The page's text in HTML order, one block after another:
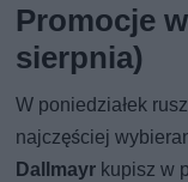
Promocje
sierpnia)
W poniedziałek
najczęściej
Dallmayr kupisz w